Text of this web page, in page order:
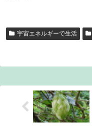
宇宙エネルギーで生活